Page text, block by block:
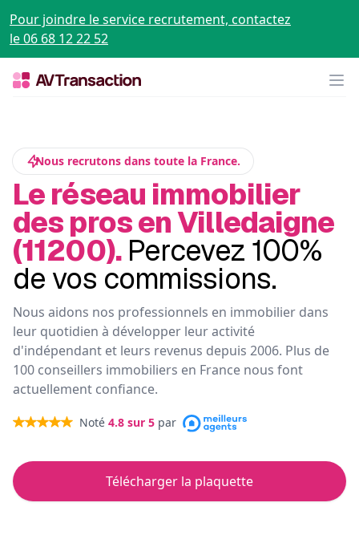
Pour joindre le service recrutement, contactez
le 06 68 12 22 52
Nous recrutons dans toute la France.
Le réseau immobilier
des pros en Villedaigne
(11200). Percevez 100%
de vos commissions.
Nous aidons nos professionnels en immobilier dans
leur quotidien à développer leur activité
d'indépendant et leurs revenus depuis 2006. Plus de
100 conseillers immobiliers en France nous font
actuellement confiance.
Noté 4.8 sur 5 par
Télécharger la plaquette